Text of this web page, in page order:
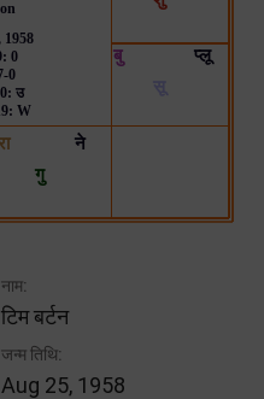
नाम:
टिम बर्टन
जन्म तिथि:
Aug 25, 1958